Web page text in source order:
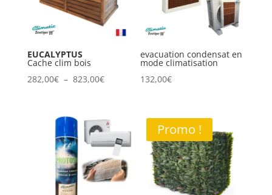
EUCALYPTUS
Cache clim bois
282,00€ – 823,00€Plage
282,00€
à
823,00€
evacuation condensat en
mode climatisation
132,00€
Promo !